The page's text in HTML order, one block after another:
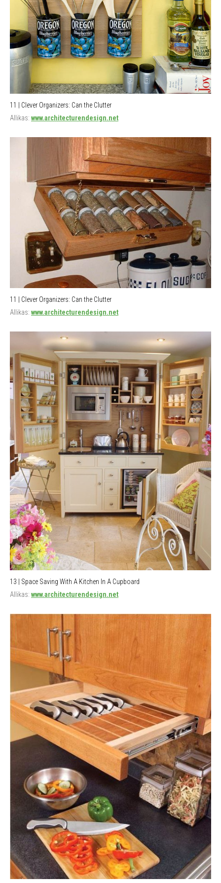
11 | Clever Organizers: Can the Clutter
Allikas: www.architecturendesign.net
11 | Clever Organizers: Can the Clutter
Allikas: www.architecturendesign.net
13 | Space Saving With A Kitchen In A Cupboard
Allikas: www.architecturendesign.net